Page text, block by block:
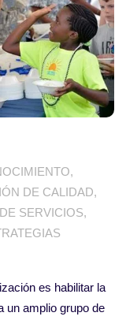
,
DE CALIDAD,
SERVICIOS,
es habilitar la
un amplio grupo de